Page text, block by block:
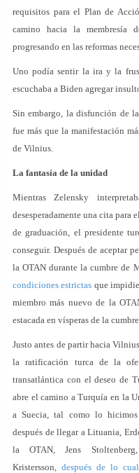
requisitos para el Plan de
camino hacia la membresía
progresando en las reformas
Uno podía sentir la ira y la
escuchaba a Biden agregar
Sin embargo, la disfunción de
fue más que la manifestación
de Vilnius.
La fantasía de la unidad
Mientras Zelensky
desesperadamente una cita
de graduación, el presidente
conseguir. Después de aceptar
la OTAN durante la cumbre de
condiciones estrictas que
miembro más nuevo de la
estacada en vísperas de la
Justo antes de partir hacia
la ratificación turca de la
transatlántica con el deseo de
abre el camino a Turquía en la
a Suecia, tal como lo
después de llegar a Lituania,
la OTAN, Jens
Kristersson, después de lo